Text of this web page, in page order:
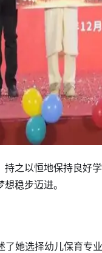
之以恒地保持良好
稳步迈进。
她选择幼儿保育专